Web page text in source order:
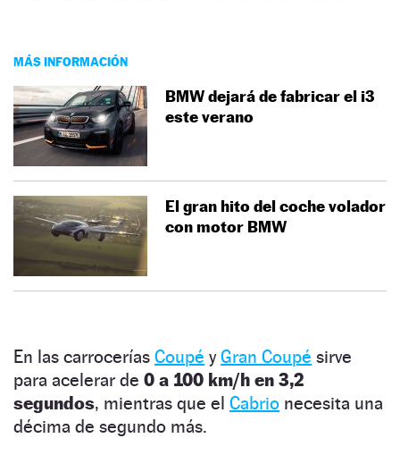
MÁS INFORMACIÓN
BMW dejará de fabricar el i3
este verano
El gran hito del coche volador
con motor BMW
En las carrocerías Coupé yGran Coupé sirve
para acelerar de 0 a 100 km/h en 3,2
segundos, mientras que el Cabrio necesita una
décima de segundo más.